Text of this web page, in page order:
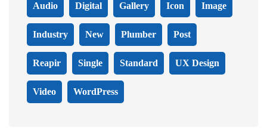
Audio Digital Gallery Icon Image
Industry New Plumber Post
Reapir Single Standard UX Design
Video WordPress